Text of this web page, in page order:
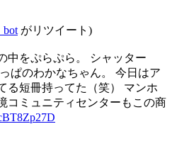
がリツイート)
中をぷらぷら。 シャッター
ぱのわかなちゃん。 今日はア
る短冊持ってた（笑） マンホ
コミュニティセンターもこの商